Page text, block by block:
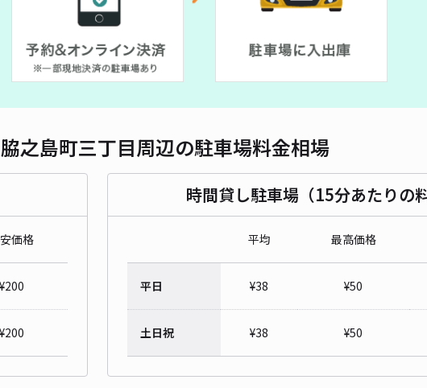
5/ 3件
対応車種オートバイ
多治見駅前第6駐車場
/ 1件
¥200〜/ 日 ¥50〜 / 15分
時間貸し可
之島町三丁目周辺の駐車場料金相場
価格
¥200
¥200
時間貸し駐車場（15分あたりの料
平均 最高価格
平日 ¥38 ¥50
土日祝 ¥38 ¥50